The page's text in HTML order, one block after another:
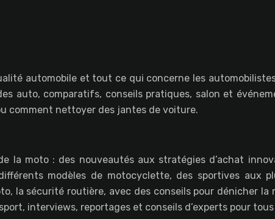
automobile et tout ce qui concerne les
auto, comparatifs, conseils pratiques, salon et
comment nettoyer des jantes de voiture.
la moto : des nouveautés aux stratégies d’achat
modèles de motocyclette, des sportives aux
la sécurité routière, avec des conseils pour dénicher
interviews, reportages et conseils d’experts pour